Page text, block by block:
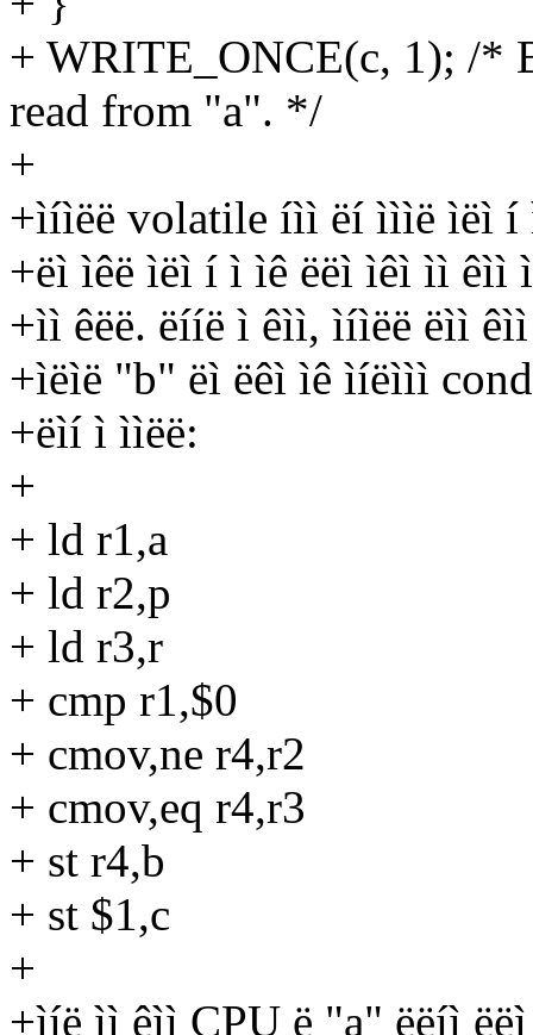
+ WRITE_ONCE(c, 1); /*
read from "a". */
+
+ìíìëë volatile íìì ëí ìììë ìëì
+ëì ìêë ìëì í ì ìê ëëì ìêì ìì êìì
+ìì êëë. ëííë ì êìì, ìíìëë ëìì
+ìëìë "b" ëì ëêì ìê ìíëììì
+ëìí ì ììëë:
+
+ ld r1,a
+ ld r2,p
+ ld r3,r
+ cmp r1,$0
+ cmov,ne r4,r2
+ cmov,eq r4,r3
+ st r4,b
+ st $1,c
+
+ìíë ìì êìì CPU ë "a" ëëíì